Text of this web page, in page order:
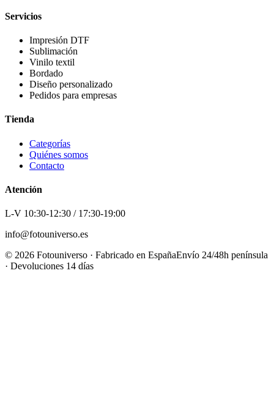
Servicios
Impresión DTF
Sublimación
Vinilo textil
Bordado
Diseño personalizado
Pedidos para empresas
Tienda
Categorías
Quiénes somos
Contacto
Atención
L-V 10:30-12:30 / 17:30-19:00
info@fotouniverso.es
© 2026 Fotouniverso · Fabricado en EspañaEnvío 24/48h península
· Devoluciones 14 días